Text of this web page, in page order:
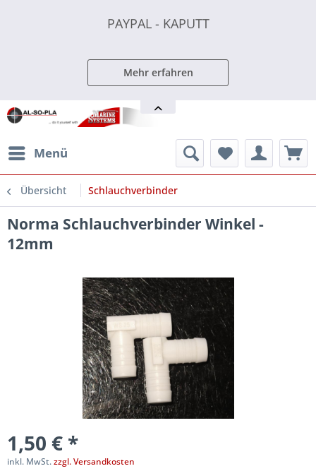
PAYPAL - KAPUTT
Mehr erfahren
Menü
Übersicht Schlauchverbinder
Norma Schlauchverbinder Winkel -
12mm
1,50 € *
inkl. MwSt.zzgl. Versandkosten